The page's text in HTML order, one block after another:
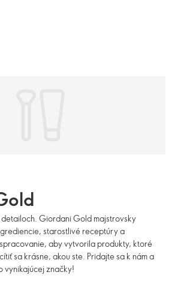
Giordani Gold majstrovsky
starostlivé receptúry a
aby vytvorila produkty, ktoré
sa krásne, akou ste. Pridajte sa k nám a
vynikajúcej značky!